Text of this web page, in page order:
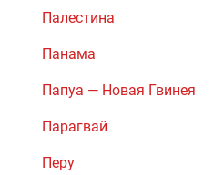
Палестина
Панама
Папуа — Новая Гвинея
Парагвай
Перу